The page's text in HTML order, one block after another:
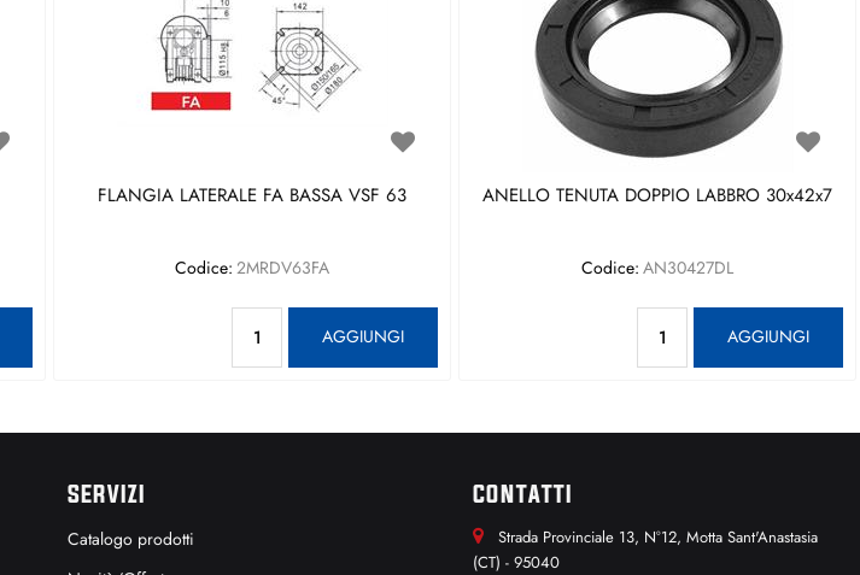
FLANGIA LATERALE FA BASSA VSF 63
Codice: 2MRDV63FA
AGGIUNGI
ANELLO TENUTA DOPPIO LABBRO 30x42x7
Codice: AN30427DL
AGGIUNGI
SERVIZI
Catalogo prodotti
CONTATTI
Strada Provinciale 13, N°12, Motta Sant'Anastasia
(CT) - 95040